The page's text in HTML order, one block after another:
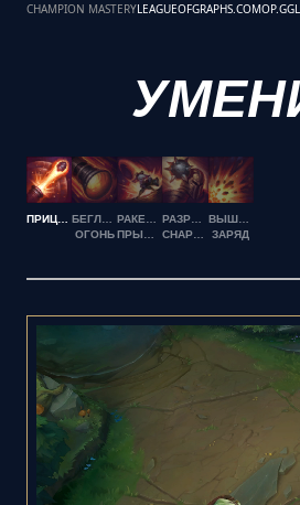
CHAMPION MASTERYLEAGUEOFGRAPHS.COMOP.GG
БЕГЛЫЙ
ОГОНЬ
РАКЕТНЫЙРАЗРЫВНОЙВЫШИБНОЙ
ЗАРЯД